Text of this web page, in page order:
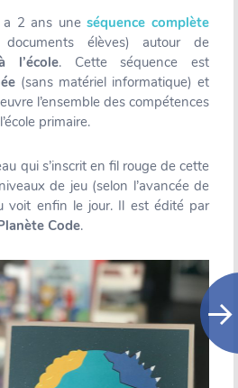
a 2 ans uneséquence complète
élèves) autour de
l’école. Cette séquence est
(sans matériel informatique) et
l’ensemble des compétences
primaire.
qui s’inscrit en fil rouge de cette
de jeu (selon l’avancée de
voit enfin le jour. Il est édité par
Code.